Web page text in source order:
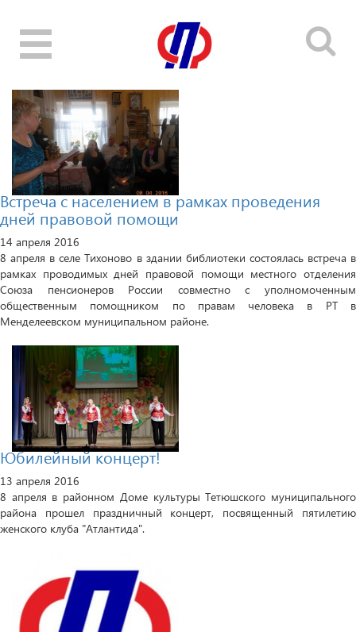
Toggle
navigation
Встреча с населением в рамках проведения
дней правовой помощи
14 апреля 2016
8 апреля в селе Тихоново в здании библиотеки состоялась встреча в
рамках проводимых дней правовой помощи местного отделения
Союза пенсионеров России совместно с уполномоченным
общественным помощником по правам человека в РТ в
Менделеевском муниципальном районе.
Юбилейный концерт!
13 апреля 2016
8 апреля в районном Доме культуры Тетюшского муниципального
района прошел праздничный концерт, посвященный пятилетию
женского клуба "Атлантида".